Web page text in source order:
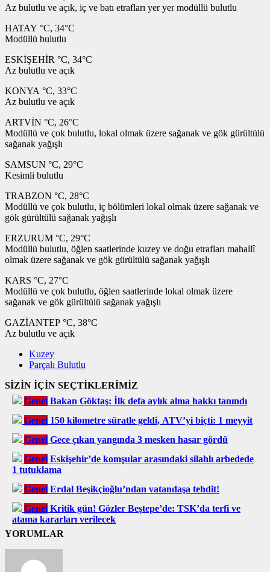
Az bulutlu ve açık, iç ve batı etrafları yer yer modüllü bulutlu
HATAY °C, 34°C
Modüllü bulutlu
ESKİŞEHİR °C, 34°C
Az bulutlu ve açık
KONYA °C, 33°C
Az bulutlu ve açık
ARTVİN °C, 26°C
Modüllü ve çok bulutlu, lokal olmak üzere sağanak ve gök gürültülü
sağanak yağışlı
SAMSUN °C, 29°C
Kesimli bulutlu
TRABZON °C, 28°C
Modüllü ve çok bulutlu, iç bölümleri lokal olmak üzere sağanak ve
gök gürültülü sağanak yağışlı
ERZURUM °C, 29°C
Modüllü bulutlu, öğlen saatlerinde kuzey ve doğu etrafları mahallî
olmak üzere sağanak ve gök gürültülü sağanak yağışlı
KARS °C, 27°C
Modüllü ve çok bulutlu, öğlen saatlerinde lokal olmak üzere
sağanak ve gök gürültülü sağanak yağışlı
GAZİANTEP °C, 38°C
Az bulutlu ve açık
Kuzey
Parçalı Bulutlu
SİZİN İÇİN SEÇTİKLERİMİZ
Genel Bakan Göktaş: İlk defa aylık alma hakkı tanındı
Genel 150 kilometre süratle geldi, ATV’yi biçti: 1 meyyit
Genel Gece çıkan yangında 3 mesken hasar gördü
Genel Eskişehir’de komşular arasındaki silahlı arbedede
1 tutuklama
Genel Erdal Beşikçioğlu’ndan vatandaşa tehdit!
Genel Kritik gün! Gözler Beştepe’de: TSK’da terfi ve
atama kararları verilecek
YORUMLAR